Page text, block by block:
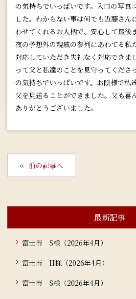
の気持ちでいっぱいです。入口の写真
した。わからない事は何でも近藤さん
わせてくれるお人柄で、安心して最後
夜の予想外の親戚の参列にあわてる私
対応していただき失礼なく対応できま
って父と私達のことを見守ってくださ
の気持ちでいっぱいです。お陰様で私
父を見送ることができました。父も喜
ありがとうございました。
前の記事へ
最新記事
富士市 S様（2026年4月）
富士市 H様（2026年4月）
富士市 S様（2026年4月）